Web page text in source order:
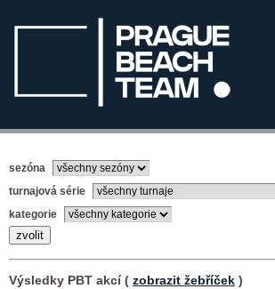
sezóna
turnajová série
kategorie
Výsledky PBT akcí ( zobrazit žebříček )